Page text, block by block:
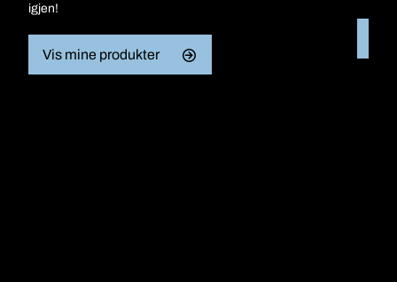
igjen!
Vis mine produkter